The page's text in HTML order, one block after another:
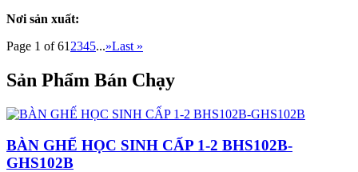
Nơi sản xuất:
Page 1 of 61 2345...»Last »
Sản Phẩm Bán Chạy
BÀN GHẾ HỌC SINH CẤP 1-2 BHS102B-
GHS102B